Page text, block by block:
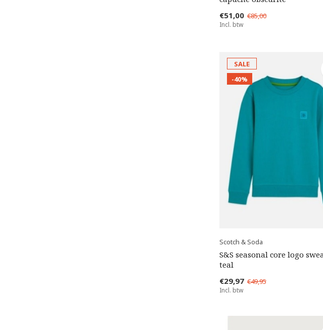
€51,00 €85,00
Incl. btw
SALE
-40%
Scotch & Soda
S&S seasonal core logo
teal
€29,97 €49,95
Incl. btw